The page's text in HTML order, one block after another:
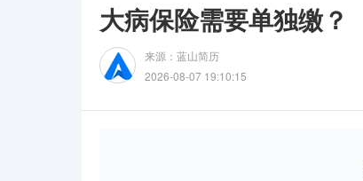
大病保险需要单独缴？
来源：蓝山简历
2026-08-07 19:10:15